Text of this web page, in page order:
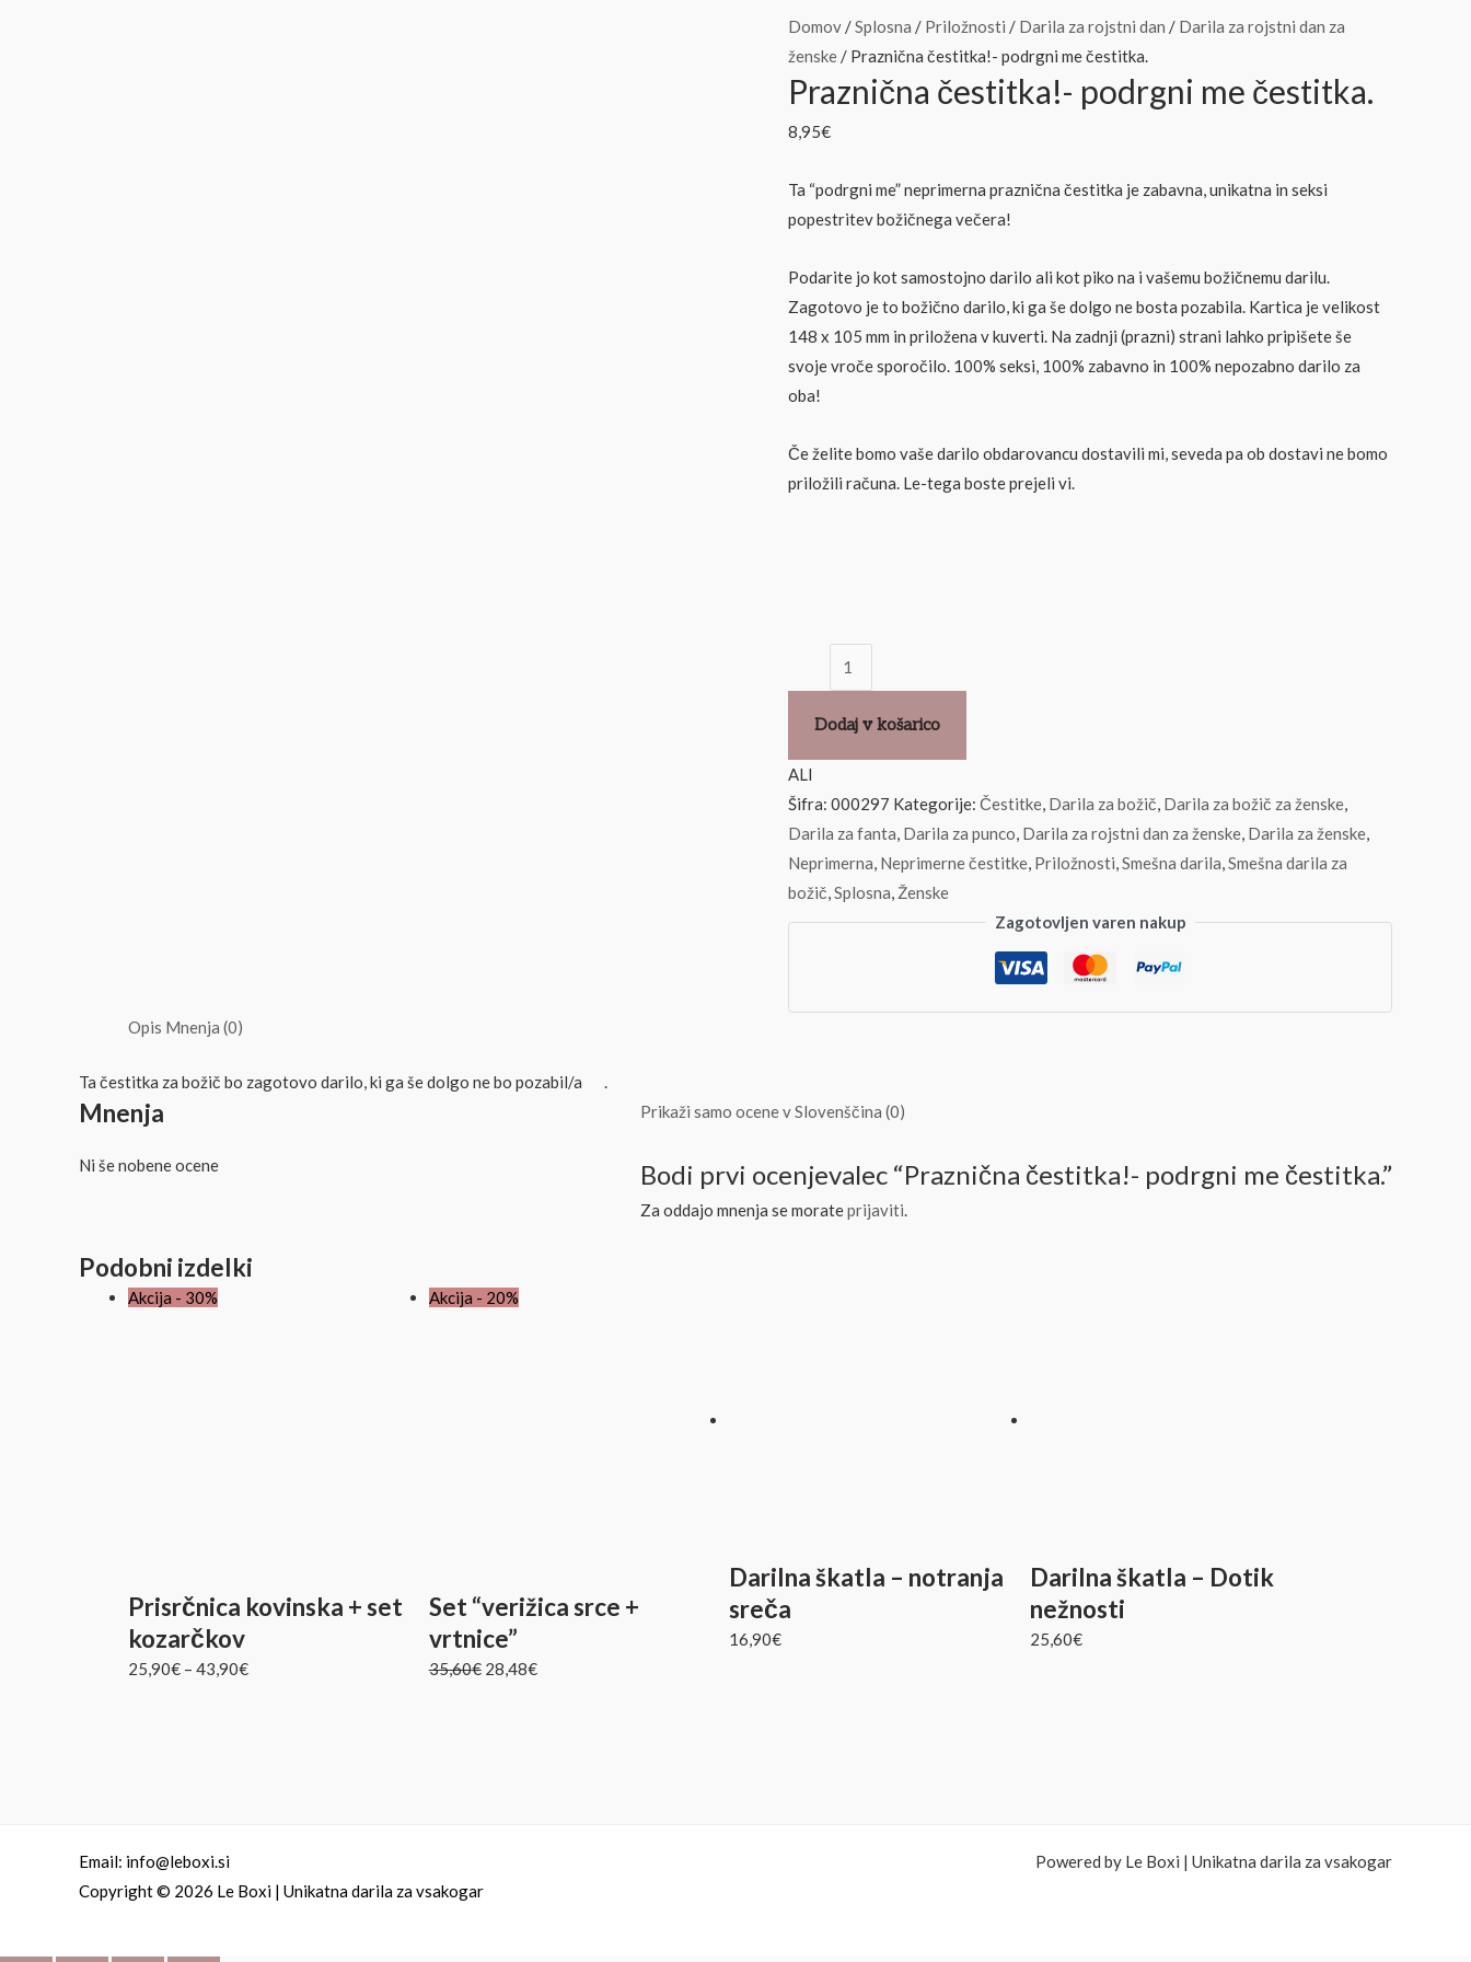
Domov /Splosna / Priložnosti / Darila za rojstni dan / Darila za rojstni dan za
ženske / Praznična čestitka!- podrgni me čestitka.
Praznična čestitka!- podrgni me čestitka.
8,95€
Ta “podrgni me” neprimerna praznična čestitka je zabavna, unikatna in seksi
popestritev božičnega večera!
Podarite jo kot samostojno darilo ali kot piko na i vašemu božičnemu darilu.
Zagotovo je to božično darilo, ki ga še dolgo ne bosta pozabila. Kartica je velikost
148 x 105 mm in priložena v kuverti. Na zadnji (prazni) strani lahko pripišete še
svoje vroče sporočilo. 100% seksi, 100% zabavno in 100% nepozabno darilo za
oba!
Če želite bomo vaše darilo obdarovancu dostavili mi, seveda pa ob dostavi ne bomo
priložili računa. Le-tega boste prejeli vi.
Praznična
čestitka!-
podrgni
čestitka.
Dodaj v košarico
ALI
Šifra: 000297 Kategorije: Čestitke Darila za božič Darila za božič za ženske
Darila za fanta Darila za punco Darila za rojstni dan za ženske Darila za ženske
Neprimerna Neprimerne čestitke Priložnosti Smešna darila Smešna darila za
božič Splosna Ženske
Zagotovljen varen nakup
Opis Mnenja (0)
Ta čestitka za božič bo zagotovo darilo, ki ga še dolgo ne bo pozabil/a
Mnenja
Ni še nobene ocene
Prikaži samo ocene v Slovenščina (0)
Bodi prvi ocenjevalec “Praznična čestitka!- podrgni me čestitka.”
Za oddajo mnenja se morateprijaviti
Podobni izdelki
Akcija - 30%
Prisrčnica kovinska + set
kozarčkov
25,90€ – 43,90€
Akcija - 20%
Set “verižica srce +
vrtnice”
35,60€
Izvirna
28,48€
Darilna škatla – notranja
sreča
16,90€
Darilna škatla – Dotik
nežnosti
25,60€
Email: info@leboxi.si
Copyright © 2026 Le Boxi | Unikatna darila za vsakogar
Powered by Le Boxi | Unikatna darila za vsakogar